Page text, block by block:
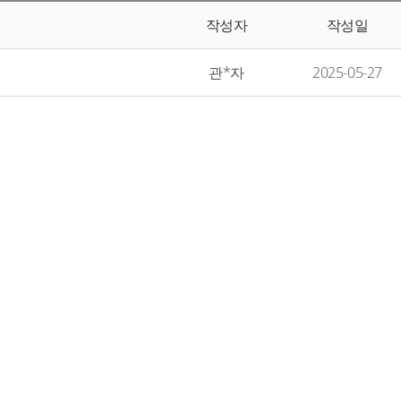
작성자 작성일
관*자 2025-05-27